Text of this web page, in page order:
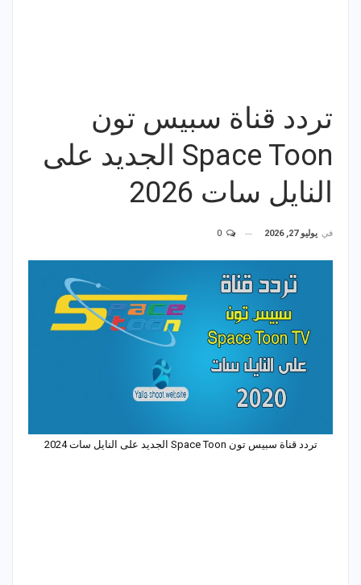
تردد قناة سبيس تون
Space Toon الجديد على
النايل سات 2026
في يوليو 27, 2026
تردد قناة سبيس تون Space Toon الجديد على النايل سات 2024